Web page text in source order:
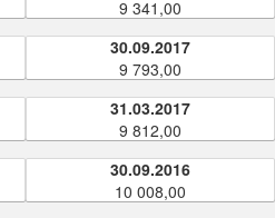
9 341,00
30.09.2017
9 793,00
31.03.2017
9 812,00
30.09.2016
10 008,00